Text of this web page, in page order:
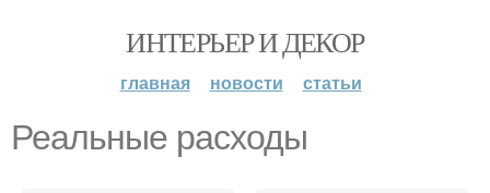
ИНТЕРЬЕР И ДЕКОР
главная новости статьи
Реальные расходы